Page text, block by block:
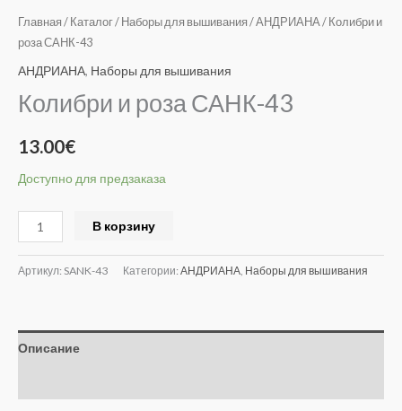
Главная / Каталог/ Наборы для вышивания /АНДРИАНА/ Колибри и
роза САНК-43
АНДРИАНА, Наборы для вышивания
Колибри и роза САНК-43
13.00€
Доступно для предзаказа
В корзину
Артикул: SANK-43 Категории: АНДРИАНА, Наборы для вышивания
Описание